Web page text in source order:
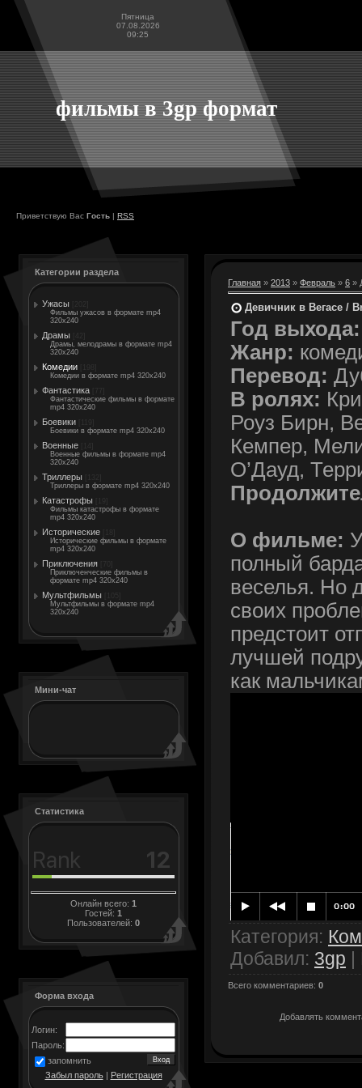
Пятница
07.08.2026
09:25
фильмы в 3gp формат
Приветствую Вас Гость | RSS
Категории раздела
Ужасы
Фильмы ужасов в формате mp4
320x240
Драмы
Драмы, мелодрамы в формате mp4
320x240
Комедии
Комедии в формате mp4 320x240
Фантастика
Фантастические фильмы в формате
mp4 320x240
Боевики
Боевики в формате mp4 320x240
Военные
Военные фильмы в формате mp4
320x240
Триллеры
Триллеры в формате mp4 320x240
Катастрофы
Фильмы катастрофы в формате
mp4 320x240
Исторические
Исторические фильмы в формате
mp4 320x240
Приключения
Приключенческие фильмы в
формате mp4 320x240
Мультфильмы
Мультфильмы в формате mp4
320x240
Мини-чат
Статистика
Онлайн всего: 1
Гостей: 1
Пользователей: 0
Форма входа
Логин:
Пароль:
запомнить
Забыл пароль| Регистрация
Главная » 2013 » Февраль » 6 »
Девичник в Вегасе /
Год выхода:
Жанр:
Перевод:
В ролях:
Роуз Бирн,
Кемпер,
О’Дауд,
О фильме:
полный
веселья. Но
своих
предстоит
лучшей
как
Категория:
Добавил: 3gp |
Всего комментариев: 0
Добавлять